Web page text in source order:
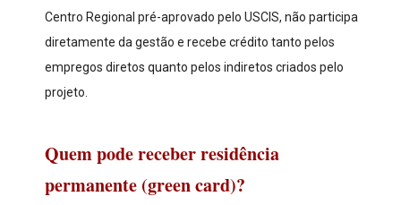
Centro Regional pré-aprovado pelo USCIS, não participa
diretamente da gestão e recebe crédito tanto pelos
empregos diretos quanto pelos indiretos criados pelo
projeto.
Quem pode receber residência
permanente (green card)?